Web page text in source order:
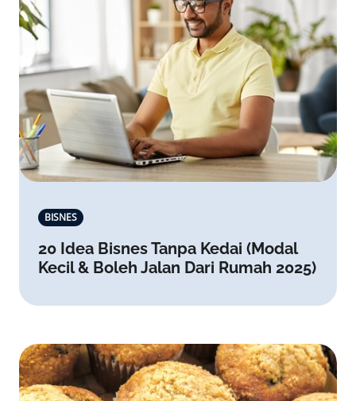
BISNES
20 Idea Bisnes Tanpa Kedai (Modal
Kecil & Boleh Jalan Dari Rumah 2025)